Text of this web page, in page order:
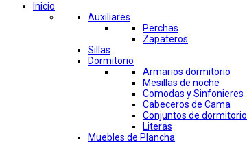
Inicio
Auxiliares
Perchas
Zapateros
Sillas
Dormitorio
Armarios dormitorio
Mesillas de noche
Comodas y Sinfonieres
Cabeceros de Cama
Conjuntos de dormitorio
Literas
Muebles de Plancha